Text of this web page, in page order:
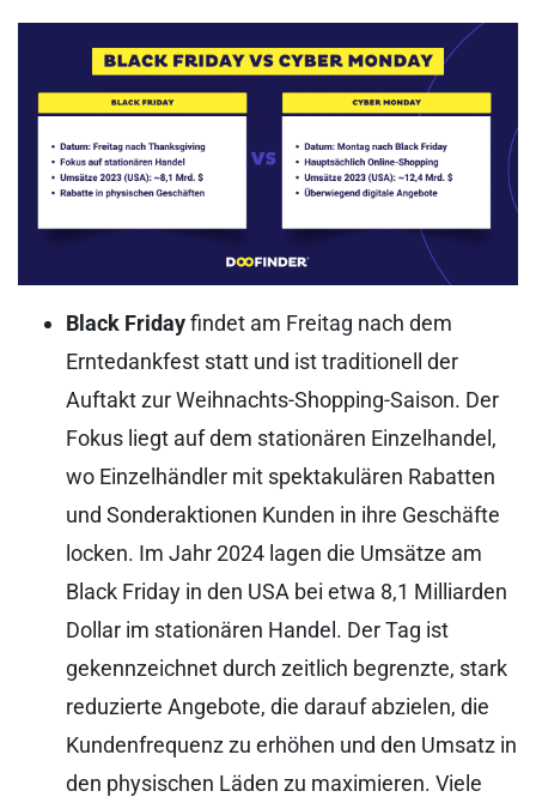
Black Fridayfindet am Freitag nach dem
Erntedankfest statt und ist traditionell der
Auftakt zur Weihnachts-Shopping-Saison. Der
Fokus liegt auf dem stationären Einzelhandel,
wo Einzelhändler mit spektakulären Rabatten
und Sonderaktionen Kunden in ihre Geschäfte
locken. Im Jahr 2024 lagen die Umsätze am
Black Friday in den USA bei etwa 8,1 Milliarden
Dollar im stationären Handel. Der Tag ist
gekennzeichnet durch zeitlich begrenzte, stark
reduzierte Angebote, die darauf abzielen, die
Kundenfrequenz zu erhöhen und den Umsatz in
den physischen Läden zu maximieren. Viele